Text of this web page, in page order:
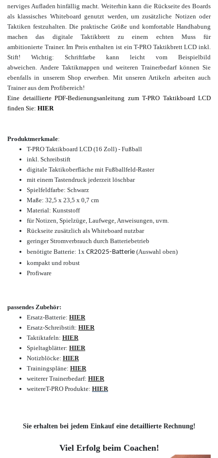
nerviges Aufladen hinfällig macht. Weiterhin kann die Rückseite des Boards
als klassisches Whiteboard genutzt werden, um zusätzliche Notizen oder
Taktiken festzuhalten. Die praktische Größe und komfortable Handhabung
machen das digitale Taktikbrett zu einem echten Muss für
ambitionierte Trainer. Im Preis enthalten ist ein T-PRO Taktikbrett LCD inkl.
Stift! Wichtig: Schriftfarbe kann leicht vom Beispielbild
abweichen. Andere Taktikmappen und weiteren Trainerbedarf können Sie
ebenfalls in unserem Shop erwerben. Mit unseren Artikeln arbeiten auch
Trainer aus dem Profibereich!
Eine detaillierte PDF-Bedienungsanleitung zum T-PRO Taktikboard LCD
finden Sie: HIER
Produktmerkmale:
T-PRO Taktikboard LCD (16 Zoll) - Fußball
inkl. Schreibstift
digitale Taktikoberfläche mit Fußballfeld-Raster
mit einem Tastendruck jederzeit löschbar
Spielfeldfarbe: Schwarz
Maße: 32,5 x 23,5 x 0,7 cm
Material: Kunststoff
für Notizen, Spielzüge, Laufwege, Anweisungen, uvm.
Rückseite zusätzlich als Whiteboard nutzbar
geringer Stromverbrauch durch Batteriebetrieb
benötigte Batterie: 1x CR2025-Batterie (Auswahl oben)
kompakt und robust
Profiware
passendes Zubehör:
Ersatz-Batterie: HIER
Ersatz-Schreibstift: HIER
Taktiktafeln: HIER
Spieltagblätter: HIER
Notizblöcke: HIER
Trainingspläne: HIER
weiterer Trainerbedarf: HIER
weitereT-PRO Produkte: HIER
Sie erhalten bei jedem Einkauf eine detaillierte Rechnung!
Viel Erfolg beim Coachen!